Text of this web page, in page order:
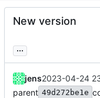
New version
...
jens2023-04-24
parent 49d272be1e